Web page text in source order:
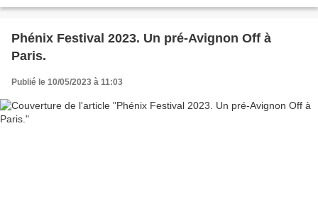
Phénix Festival 2023. Un pré-Avignon Off à
Paris.
Publié le 10/05/2023 à 11:03